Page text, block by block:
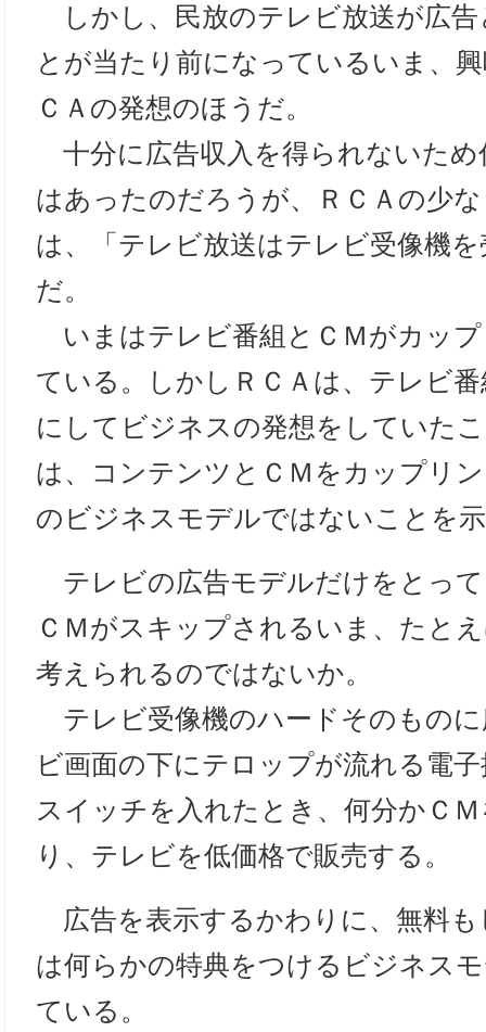
しかし、民放のテレビ放送が広
とが当たり前になっているいま、
ＣＡの発想のほうだ。
十分に広告収入を得られないた
はあったのだろうが、ＲＣＡの少
は、「テレビ放送はテレビ受像機
だ。
いまはテレビ番組とＣＭがカッ
ている。しかしＲＣＡは、テレビ
にしてビジネスの発想をしていた
は、コンテンツとＣＭをカップリ
のビジネスモデルではないことを
テレビの広告モデルだけをとっ
ＣＭがスキップされるいま、たと
考えられるのではないか。
テレビ受像機のハードそのもの
ビ画面の下にテロップが流れる電
スイッチを入れたとき、何分かＣ
り、テレビを低価格で販売する。
広告を表示するかわりに、無料
は何らかの特典をつけるビジネス
ている。